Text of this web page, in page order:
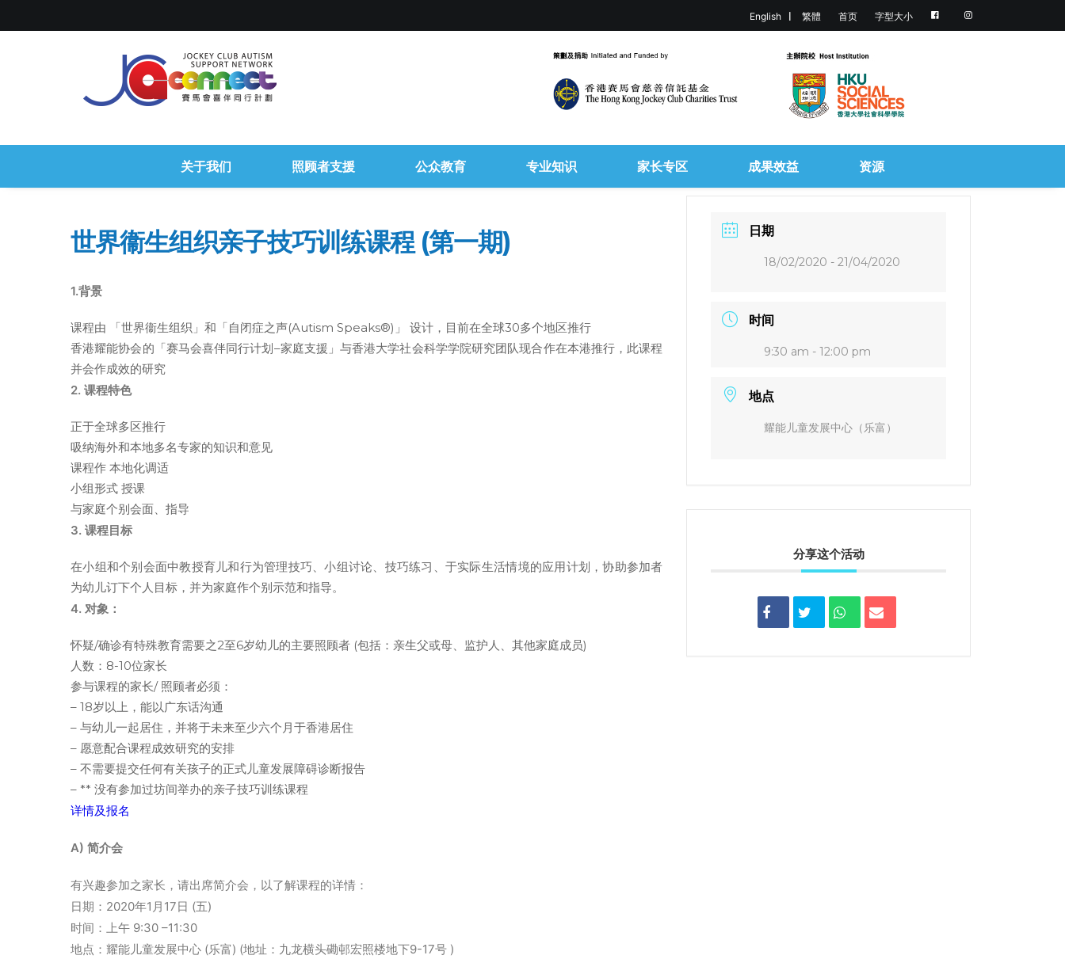
English 繁體 首页 字型大小
关于我们 照顾者支援 公众教育 专业知识 家长专区 成果效益 资源
世界衞生组织亲子技巧训练课程 (第一期)
1.背景
课程由 「世界衞生组织」和「自闭症之声(Autism Speaks®)」 设计，目前在全球30多个地区推行
香港耀能协会的「赛马会喜伴同行计划–家庭支援」与香港大学社会科学学院研究团队现合作在本港推行，此课程
并会作成效的研究
2. 课程特色
正于全球多区推行
吸纳海外和本地多名专家的知识和意见
课程作 本地化调适
小组形式 授课
与家庭个别会面、指导
3. 课程目标
在小组和个别会面中教授育儿和行为管理技巧、小组讨论、技巧练习、于实际生活情境的应用计划，协助参加者
为幼儿订下个人目标，并为家庭作个别示范和指导。
4. 对象：
怀疑/确诊有特殊教育需要之2至6岁幼儿的主要照顾者 (包括：亲生父或母、监护人、其他家庭成员)
人数：8-10位家长
参与课程的家长/ 照顾者必须：
– 18岁以上，能以广东话沟通
– 与幼儿一起居住，并将于未来至少六个月于香港居住
– 愿意配合课程成效研究的安排
– 不需要提交任何有关孩子的正式儿童发展障碍诊断报告
– ** 没有参加过坊间举办的亲子技巧训练课程
详情及报名
A) 简介会
有兴趣参加之家长，请出席简介会，以了解课程的详情：
日期：2020年1月17日 (五)
时间：上午 9:30 –11:30
地点：耀能儿童发展中心 (乐富) (地址：九龙横头磡邨宏照楼地下9-17号 )
日期
18/02/2020 - 21/04/2020
时间
9:30 am - 12:00 pm
地点
耀能儿童发展中心（乐富）
分享这个活动